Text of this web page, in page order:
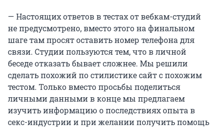
— Настоящих ответов в тестах от вебкам-студий
не предусмотрено, вместо этого на финальном
шаге там просят оставить номер телефона для
связи. Студии пользуются тем, что в личной
беседе отказать бывает сложнее. Мы решили
сделать похожий по стилистике сайт с похожим
тестом. Только вместо просьбы поделиться
личными данными в конце мы предлагаем
изучить информацию о последствиях опыта в
секс-индустрии и при желании получить помощь